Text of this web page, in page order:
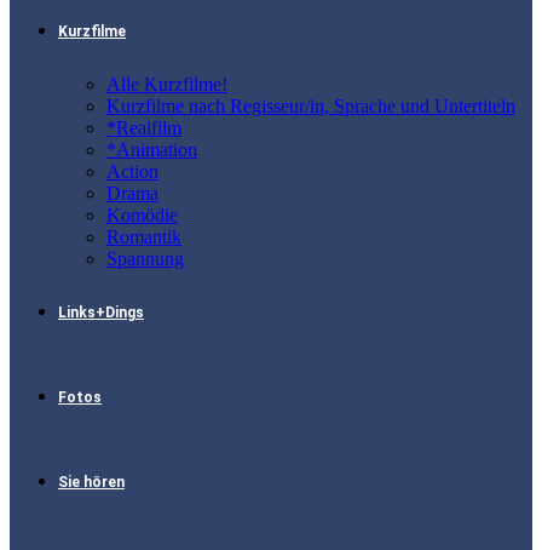
Kurzfilme
Alle Kurzfilme!
Kurzfilme nach Regisseur/in, Sprache und Untertiteln
*Realfilm
*Animation
Action
Drama
Komödie
Romantik
Spannung
Links+Dings
Fotos
Sie hören